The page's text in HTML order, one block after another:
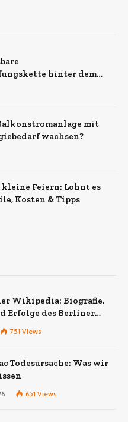
hinter dem
Fertigung und
mit
wachsen?
Feiern: Lohnt es
Kosten & Tipps
Wikipedia: Biografie,
Erfolge des Berliner
751 Views
Todesursache: Was wir
651 Views